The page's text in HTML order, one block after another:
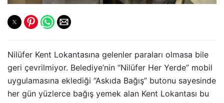
Nilüfer Kent Lokantasına gelenler paraları olmasa bile
geri çevrilmiyor. Belediye’nin “Nilüfer Her Yerde” mobil
uygulamasına eklediği “Askıda Bağış” butonu sayesinde
her gün yüzlerce bağış yemek alan Kent Lokantası bu